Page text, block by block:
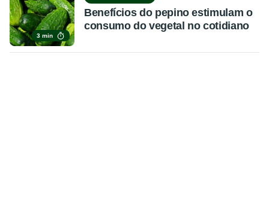
3 min
Benefícios do pepino estimulam o
consumo do vegetal no cotidiano